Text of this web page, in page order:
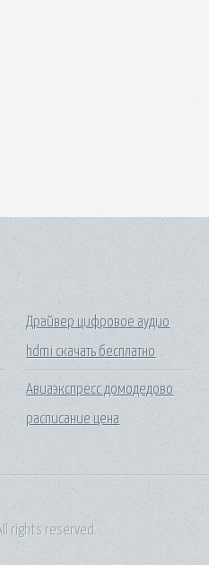
Драйвер цифровое аудио
hdmi скачать бесплатно
Авиаэкспресс домодедово
расписание цена
rights reserved.